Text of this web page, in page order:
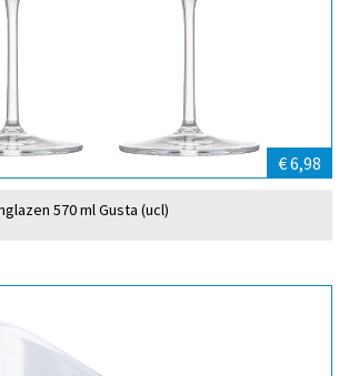
€ 6,98
570 ml Gusta (ucl)